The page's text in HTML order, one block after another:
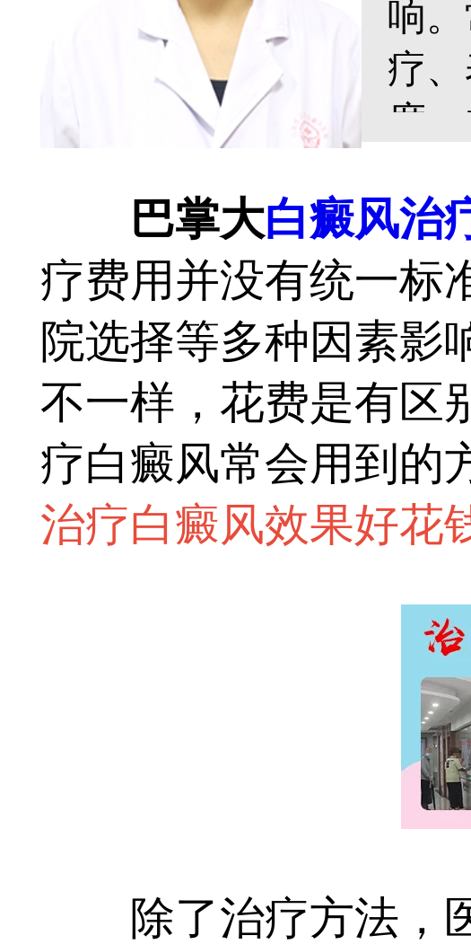
响
疗
度
择
案
钱
护
用
巴掌大白癜风治
疗费用并没有统一标
院选择等多种因素影
不一样，花费是有区
疗白癜风常会用到的
治疗白癜风效果好花
除了治疗方法，医